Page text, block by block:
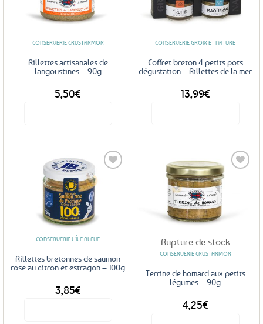
favoris
CONSERVERIE CRUSTARMOR
Rillettes artisanales de
langoustines – 90g
5,50€
aux
favoris
CONSERVERIE GROIX ET NATURE
Coffret breton 4 petits pots
dégustation – Rillettes de la mer
13,99€
CONSERVERIE L'ÎLE BLEUE
Rillettes bretonnes de saumon
rose au citron et estragon – 100g
3,85€
Rupture de stock
CONSERVERIE CRUSTARMOR
Terrine de homard aux petits
légumes – 90g
4,25€